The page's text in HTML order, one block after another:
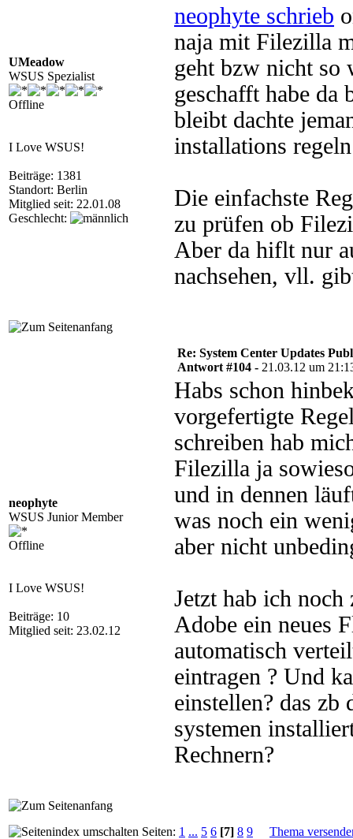
UMeadow
WSUS Spezialist
Offline
I Love WSUS!
Beiträge: 1381
Standort: Berlin
Mitglied seit: 22.01.08
Geschlecht:
neophyte schrieb
naja mit Filezilla
geht bzw nicht so
geschafft habe da
bleibt dachte
installations
Die einfachste
zu prüfen ob
Aber da hiflt nur
nachsehen, vll.
neophyte
WSUS Junior Member
Offline
I Love WSUS!
Beiträge: 10
Mitglied seit: 23.02.12
Re: System Center Updates
Antwort #104 - 21.03.12 um
Habs schon
vorgefertigte
schreiben hab
Filezilla ja
und in dennen
was noch ein
aber nicht
Jetzt hab ich
Adobe ein neues
automatisch
eintragen ? Und
einstellen? das
systemen
Rechnern?
Seiten: 1 ... 5 6 [7] 8 9
Thema